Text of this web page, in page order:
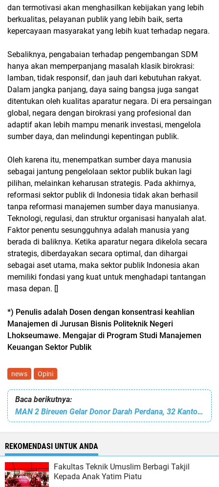
dan termotivasi akan menghasilkan kebijakan yang lebih
berkualitas, pelayanan publik yang lebih baik, serta
kepercayaan masyarakat yang lebih kuat terhadap negara.
Sebaliknya, pengabaian terhadap pengembangan SDM
hanya akan memperpanjang masalah klasik birokrasi:
lamban, tidak responsif, dan jauh dari kebutuhan rakyat.
Dalam jangka panjang, daya saing bangsa juga sangat
ditentukan oleh kualitas aparatur negara. Di era persaingan
global, negara dengan birokrasi yang profesional dan
adaptif akan lebih mampu menarik investasi, mengelola
sumber daya, dan melindungi kepentingan publik.
Oleh karena itu, menempatkan sumber daya manusia
sebagai jantung pengelolaan sektor publik bukan lagi
pilihan, melainkan keharusan strategis. Pada akhirnya,
reformasi sektor publik di Indonesia tidak akan berhasil
tanpa reformasi manajemen sumber daya manusianya.
Teknologi, regulasi, dan struktur organisasi hanyalah alat.
Faktor penentu sesungguhnya adalah manusia yang
berada di baliknya. Ketika aparatur negara dikelola secara
strategis, diberdayakan secara optimal, dan dihargai
sebagai aset utama, maka sektor publik Indonesia akan
memiliki fondasi yang kuat untuk menghadapi tantangan
masa depan. []
*) Penulis adalah Dosen dengan konsentrasi keahlian
Manajemen di Jurusan Bisnis Politeknik Negeri
Lhokseumawe. Mengajar di Program Studi Manajemen
Keuangan Sektor Publik
news Opini
Baca berikutnya:
MAN 2 Bireuen Gelar Donor Darah Perdana, 32 Kantong Terkumpul untuk RSUD dr Fauziah
REKOMENDASI UNTUK ANDA
Fakultas Teknik Umuslim Berbagi Takjil
Kepada Anak Yatim Piatu